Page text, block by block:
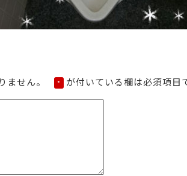
せん。 * が付いている欄は必須項目